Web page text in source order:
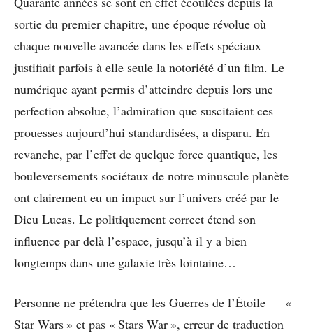
sortie du premier chapitre, une époque révolue où
chaque nouvelle avancée dans les effets spéciaux
justifiait parfois à elle seule la notoriété d’un film. Le
numérique ayant permis d’atteindre depuis lors une
perfection absolue, l’admiration que suscitaient ces
prouesses aujourd’hui standardisées, a disparu. En
revanche, par l’effet de quelque force quantique, les
bouleversements sociétaux de notre minuscule planète
ont clairement eu un impact sur l’univers créé par le
Dieu Lucas. Le politiquement correct étend son
influence par delà l’espace, jusqu’à il y a bien
longtemps dans une galaxie très lointaine…
Personne ne prétendra que les Guerres de l’Étoile — «
Star Wars » et pas « Stars War », erreur de traduction